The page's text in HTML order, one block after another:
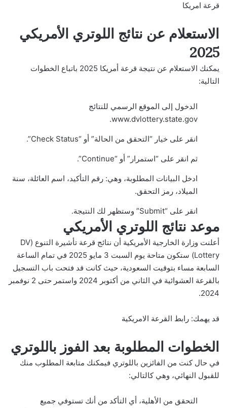
قرعة امريكا
الاستعلام عن نتائج اللوتري الأمريكي
2025
يمكنك الاستعلام عن نتيجة قرعة أمريكا 2025 باتباع الخطوات
التالية:
الدخول إلى الموقع الرسمي للنتائج
www.dvlottery.state.gov.
انقر على خيار “التحقق من الحالة” أو “Check Status”.
ثم انقر على “استمرار” أو “Continue”.
ادخل البيانات المطلوبة، وهي: رقم التأكيد، اسم العائلة، سنة
الميلاد، رمز التحقق.
انقر على “Submit” وستظهر لك النتيجة.
موعد نتائج اللوتري الأمريكي
أعلنت وزارة الخارجية الأمريكية أن نتائج قرعة تأشيرة التنوع (DV
Lottery) ستكون متاحة يوم السبت 3 مايو 2025 في تمام الساعة
السابعة مساء بتوقيت السعودية، حيث كانت قد فتحت باب التسجيل
بالقرعة العشوائية في الثاني من أكتوبر 2024 واستمر حتى 2 نوفمبر
2024.
قد يهمك:رابط القرعة الامريكية
الخطوات المطلوبة بعد الفوز باللوتري
في حال كنت من الفائزين باللوتري فيمكنك متابعة المطلوب منك
للقبول النهائي، وهي كالتالي:
التحقق من الأهلية، أي التأكد من أنك تستوفي جميع